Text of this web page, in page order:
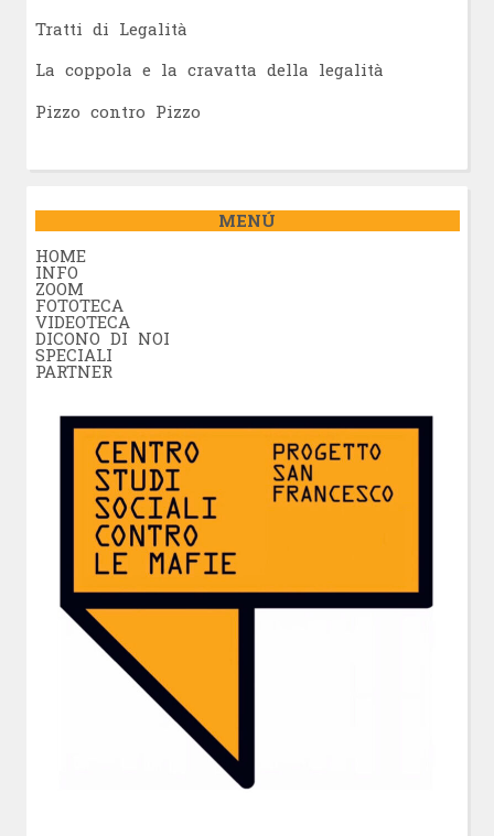
Tratti di Legalità
La coppola e la cravatta della legalità
Pizzo contro Pizzo
MENÚ
HOME
INFO
ZOOM
FOTOTECA
VIDEOTECA
DICONO DI NOI
SPECIALI
PARTNER